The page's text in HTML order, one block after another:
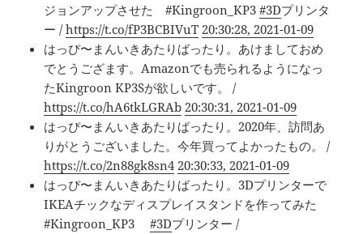
ジョンアップさせた #Kingroon_KP3#3Dプリンタ
ー /https://t.co/fP3BCBIVuT 20:30:28, 2021-01-09
はっぴ〜まんいきあたりばったり。あけましておめ
でとうござます。Amazonでも売られるようになっ
たKingroon KP3Sが欲しいです。 /
https://t.co/hA6tkLGRAb 20:30:31, 2021-01-09
はっぴ〜まんいきあたりばったり。2020年、訪問あ
りがとうございました。今年買ってよかったもの。 /
https://t.co/2n88gk8sn4 20:30:33, 2021-01-09
はっぴ〜まんいきあたりばったり。3Dプリンターで
IKEAチックなディスプレイスタンドを作ってみた
#Kingroon_KP3#3Dプリンター /